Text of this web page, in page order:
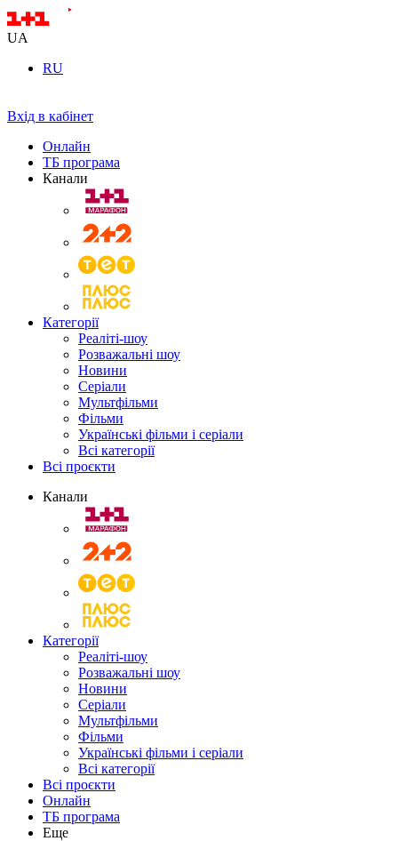
UA
RU
Вхід в кабінет
Онлайн
ТБ програма
Канали
Категорії
Реаліті-шоу
Розважальні шоу
Новини
Серіали
Мультфільми
Фільми
Українські фільми і серіали
Всі категорії
Всі проєкти
Канали
Категорії
Реаліті-шоу
Розважальні шоу
Новини
Серіали
Мультфільми
Фільми
Українські фільми і серіали
Всі категорії
Всі проєкти
Онлайн
ТБ програма
Еще